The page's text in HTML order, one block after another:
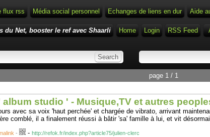
flux rss Média social personnel Echanges de liens en dur Aide
du Net, booster le ref avec Shaarli Home Login RSS Feed
page 1 / 1
studio ' - Musique,TV et autres
avec sa voix 'haut perchée' et chargée de vibrato, arrivant
comblé, il a finalement réussi à bâtir 'sa' famille à lui, et vit
- - http://refok.fr/index.php?article75/julien-clerc